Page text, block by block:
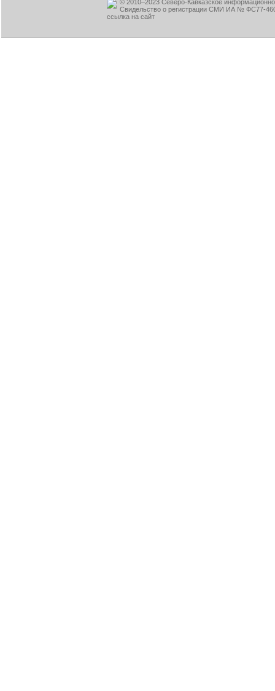
© 2010–2023 Северо-Кавказское
Свидельство о регистрации СМИ ИА № ФС77-
ссылка на сайт